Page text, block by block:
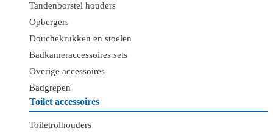
Tandenborstel houders
Opbergers
Douchekrukken en stoelen
Badkameraccessoires sets
Overige accessoires
Badgrepen
Toilet accessoires
Toiletrolhouders